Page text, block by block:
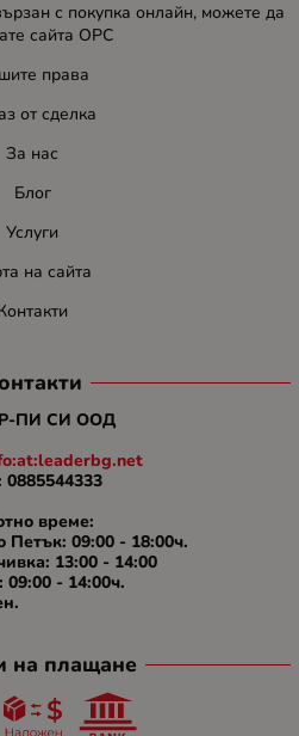
с покупка онлайн, можете да
сайта ОРС
права
от сделка
За нас
Блог
Услуги
на сайта
ПИ СИ ООД
0885544333
време:
Петък: 09:00 - 18:00ч.
13:00 - 14:00
09:00 - 14:00ч.
на плащане